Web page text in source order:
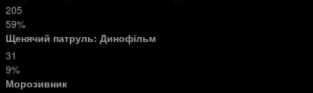
205
59%
Щенячий патруль: Динофільм
31
9%
Морозивник